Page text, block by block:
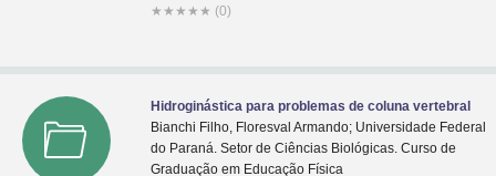
★ ★ ★ ★ ★ (0)
Hidroginástica para problemas de coluna vertebral
Bianchi Filho, Floresval Armando; Universidade Federal
do Paraná. Setor de Ciências Biológicas. Curso de
Graduação em Educação Física